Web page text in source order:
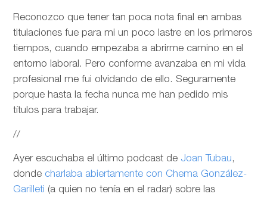
Reconozco que tener tan poca nota final en ambas
titulaciones fue para mi un poco lastre en los primeros
tiempos, cuando empezaba a abrirme camino en el
entorno laboral. Pero conforme avanzaba en mi vida
profesional me fui olvidando de ello. Seguramente
porque hasta la fecha nunca me han pedido mis
títulos para trabajar.
//
Ayer escuchaba el último podcast de Joan Tubau,
donde charlaba abiertamente con Chema González-
Garilleti (a quien no tenía en el radar) sobre las